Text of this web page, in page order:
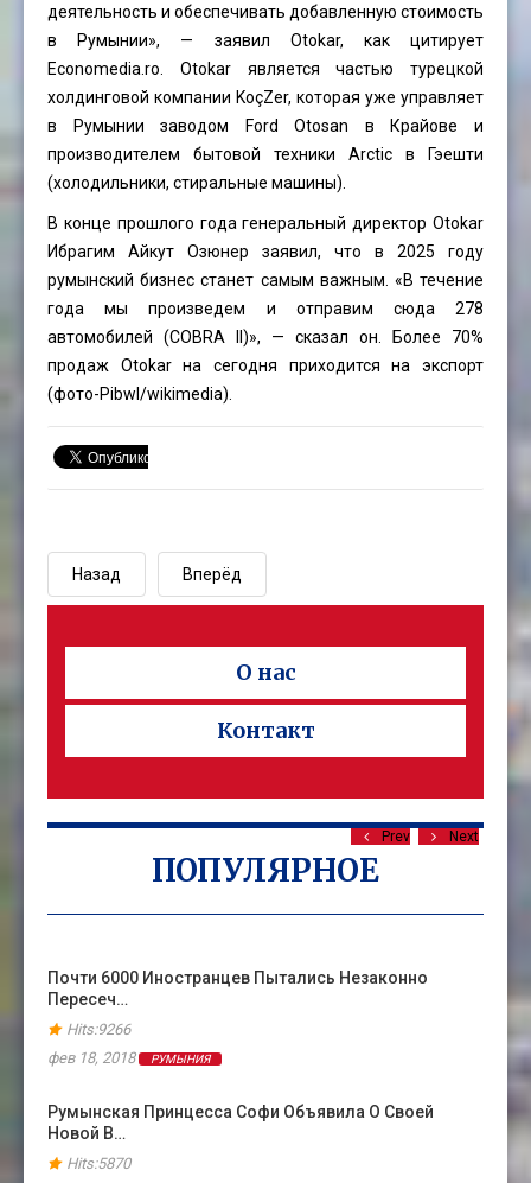
деятельность и обеспечивать добавленную стоимость
в Румынии», — заявил Otokar, как цитирует
Economedia.ro. Otokar является частью турецкой
холдинговой компании KoçZer, которая уже управляет
в Румынии заводом Ford Otosan в Крайове и
производителем бытовой техники Arctic в Гэешти
(холодильники, стиральные машины).
В конце прошлого года генеральный директор Otokar
Ибрагим Айкут Озюнер заявил, что в 2025 году
румынский бизнес станет самым важным. «В течение
года мы произведем и отправим сюда 278
автомобилей (COBRA II)», — сказал он. Более 70%
продаж Otokar на сегодня приходится на экспорт
(фото-Pibwl /wikimedia).
Назад Вперёд
О нас
Контакт
ПОПУЛЯРНОЕ
Prev Next
Почти 6000 Иностранцев Пытались Незаконно
Пересеч…
Hits:9266
фев 18, 2018
РУМЫНИЯ
Румынская Принцесса Софи Объявила О Своей
Новой В…
Hits:5870